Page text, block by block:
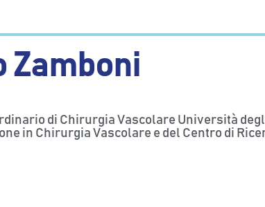
Zamboni
di Chirurgia Vascolare Università
in Chirurgia Vascolare e del Centro di